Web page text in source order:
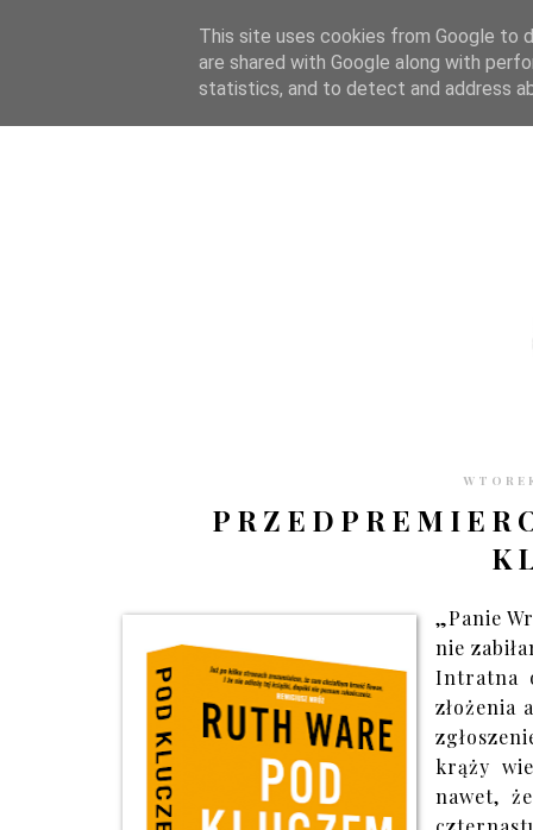
STRONA GŁÓWNA WSPÓŁPRACA RECENZJE O
„Panie
nie
Intratna
złożenia
krąży
nawet,
This site uses cookies from Google to
are shared with Google along with
statistics, and to detect and address